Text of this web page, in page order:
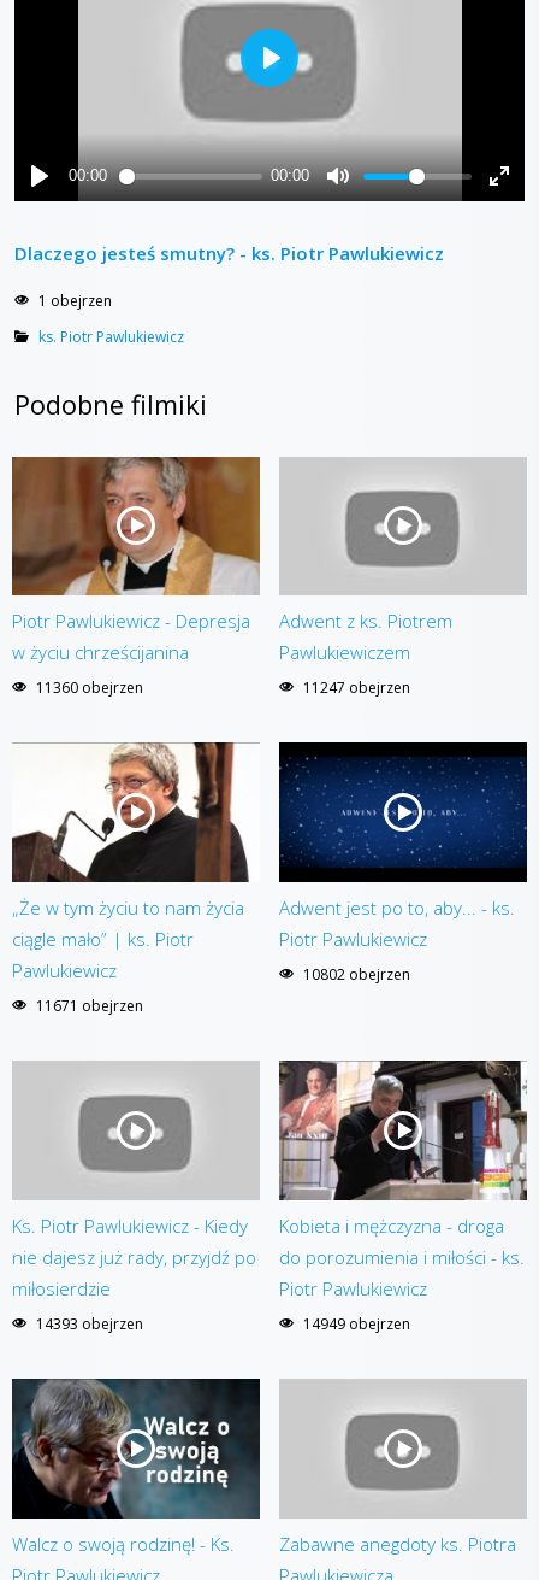
Dlaczego jesteś smutny? - ks. Piotr Pawlukiewicz
1 obejrzen
ks. Piotr Pawlukiewicz
Podobne filmiki
Piotr Pawlukiewicz - Depresja
w życiu chrześcijanina
11360 obejrzen
Adwent z ks. Piotrem
Pawlukiewiczem
11247 obejrzen
„Że w tym życiu to nam życia
ciągle mało” | ks. Piotr
Pawlukiewicz
11671 obejrzen
Adwent jest po to, aby... - ks.
Piotr Pawlukiewicz
10802 obejrzen
Ks. Piotr Pawlukiewicz - Kiedy
nie dajesz już rady, przyjdź po
miłosierdzie
14393 obejrzen
Kobieta i mężczyzna - droga
do porozumienia i miłości - ks.
Piotr Pawlukiewicz
14949 obejrzen
Walcz o swoją rodzinę! - Ks.
Piotr Pawlukiewicz
Zabawne anegdoty ks. Piotra
Pawlukiewicza